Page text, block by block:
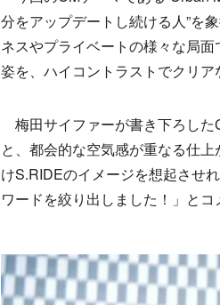
分をアップデートし続ける人”を
ネスやプライベートの様々な局
姿を、ハイコントラストでクリア
梅田サイファーが書き下ろした
と、都会的な空気感が重なる仕
けS.RIDEのイメージを想起させ
ワードを絞り出しました！」とコ